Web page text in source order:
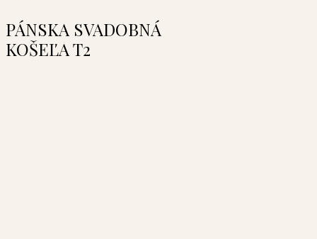
PÁNSKA SVADOBNÁ
KOŠEĽA T2